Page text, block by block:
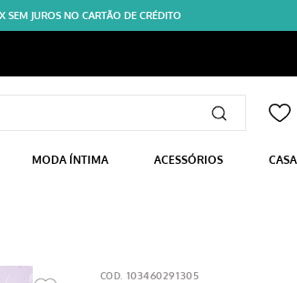
JUROS NO CARTÃO DE CRÉDITO
MODA ÍNTIMA ACESSÓRIOS CASA
103460291305